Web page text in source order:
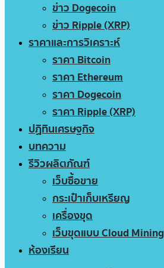
ข่าว Dogecoin
ข่าว Ripple (XRP)
ราคาและการวิเคราะห์
ราคา Bitcoin
ราคา Ethereum
ราคา Dogecoin
ราคา Ripple (XRP)
ปฏิทินเศรษฐกิจ
บทความ
รีวิวผลิตภัณฑ์
เว็บซื้อขาย
กระเป๋าเก็บเหรียญ
เครื่องขุด
เว็บขุดแบบ Cloud Mining
ห้องเรียน